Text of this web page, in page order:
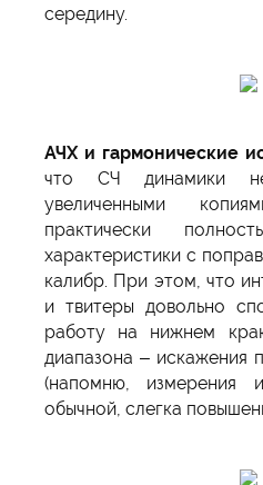
середину.
АЧХ и гармонические
что СЧ динамики
увеличенными
практически
характеристики с
калибр. При этом, что
и твитеры довольно
работу на нижнем
диапазона – искажения
(напомню, измерения
обычной, слегка